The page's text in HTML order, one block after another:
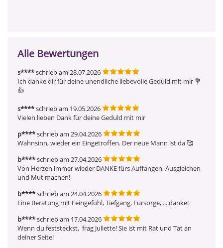
Alle Bewertungen
s****schrieb am 28.07.2026
Ich danke dir für deine unendliche liebevolle Geduld mit mir 💐
👍
s****schrieb am 19.05.2026
Vielen lieben Dank für deine Geduld mit mir
p****schrieb am 29.04.2026
Wahnsinn, wieder ein Eingetroffen. Der neue Mann ist da 🥰
b****schrieb am 27.04.2026
Von Herzen immer wieder DANKE fürs Auffangen, Ausgleichen
und Mut machen!
b****schrieb am 24.04.2026
Eine Beratung mit Feingefühl, Tiefgang, Fürsorge, ....danke!
b****schrieb am 17.04.2026
Wenn du feststeckst,  frag Juliette! Sie ist mit Rat und Tat an
deiner Seite!